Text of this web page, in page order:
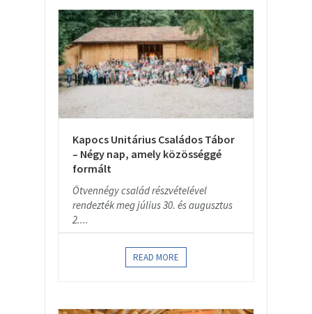
Kapocs Unitárius Családos Tábor
– Négy nap, amely közösséggé
formált
Ötvennégy család részvételével
rendezték meg július 30. és augusztus
2....
READ MORE